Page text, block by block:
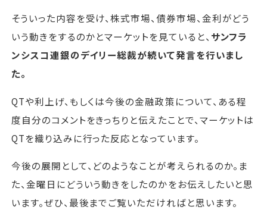
そういった内容を受け、株式市場、債券市場、金利がどう
いう動きをするのかとマーケットを見ていると、 サンフラ
ンシスコ連銀のデイリー総裁が続いて発言を行いまし
た。
QTや利上げ、もしくは今後の金融政策について、ある程
度自分のコメントをきっちりと伝えたことで、マーケットは
QTを織り込みに行った反応となっています。
今後の展開として、どのようなことが考えられるのか。ま
た、金曜日にどういう動きをしたのかをお伝えしたいと思
います。ぜひ、最後までご覧いただければと思います。